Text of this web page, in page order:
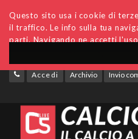
Questo sito usa i cookie di
il traffico. Le info sulla tua
parti. Navigando ne accetti
Accedi Archivio Invio